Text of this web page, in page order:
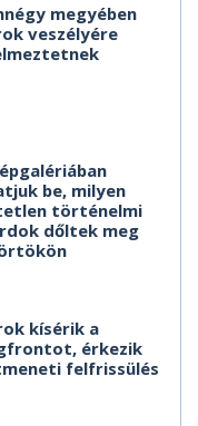
megyében
veszélyére
be, milyen
történelmi
dőltek meg
kísérik a
érkezik
felfrissülés